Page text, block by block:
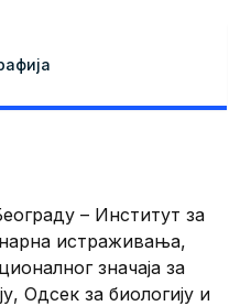
– Институт за
истраживања,
значаја за
Одсек за биологију и